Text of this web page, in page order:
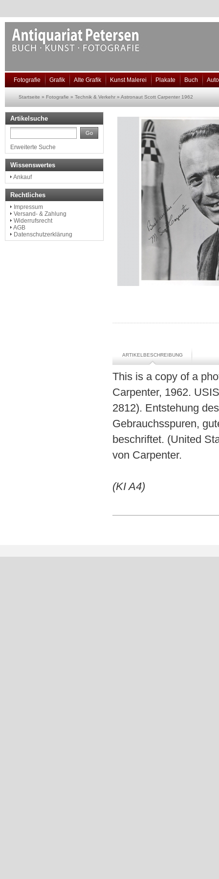
Fotografie Grafik Alte Grafik Kunst Malerei Plakate Buch
Startseite » Fotografie » Technik & Verkehr » Astronaut Scott Carpenter 1962
ARTIKELBESCHREIBUNG
This is a copy of a
Carpenter, 1962.
2812). Entstehung
Gebrauchsspuren,
beschriftet. (United
von Carpenter.
(KI A4)
Artikelsuche
Go
Erweiterte Suche
Wissenswertes
Ankauf
Rechtliches
Impressum
Versand- & Zahlung
Widerrufsrecht
AGB
Datenschutzerklärung